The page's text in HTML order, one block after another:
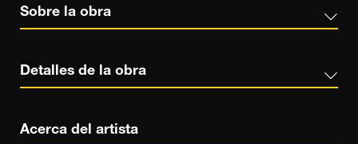
Sobre la obra
Detalles de la obra
Acerca del artista